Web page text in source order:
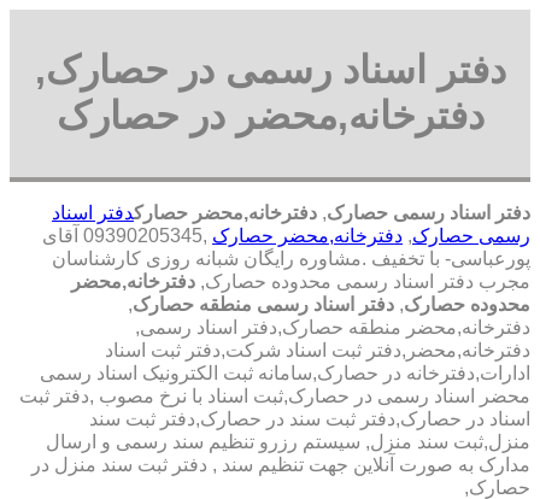
دفتر اسناد رسمی در حصارک,
دفترخانه,محضر در حصارک
دفتر اسناد رسمی حصارک, دفترخانه,محضر حصارکدفتر اسناد
رسمی حصارک, دفترخانه,محضر حصارک
,09390205345 آقای
پورعباسی- با تخفیف .مشاوره رايگان شبانه روزی کارشناسان
مجرب دفتر اسناد رسمی محدوده حصارک, دفترخانه,محضر
محدوده حصارک, دفتر اسناد رسمی منطقه حصارک,
دفترخانه,محضر منطقه حصارک,دفتر اسناد رسمی,
دفترخانه,محضر,دفتر ثبت اسناد شرکت,دفتر ثبت اسناد
ادارات,دفترخانه در حصارک,سامانه ثبت الکترونیک اسناد رسمی
محضر اسناد رسمی در حصارک,ثبت اسناد با نرخ مصوب ,دفتر ثبت
اسناد در حصارک,دفتر ثبت سند در حصارک,دفتر ثبت سند
منزل,ثبت سند منزل, سیستم رزرو تنظیم سند رسمی و ارسال
مدارک به صورت آنلاین جهت تنظیم سند , دفتر ثبت سند منزل در
حصارک,